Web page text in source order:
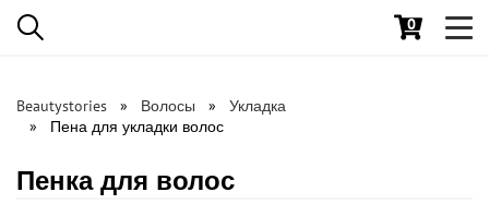
0
Beautystories Волосы
Укладка
Пена для укладки волос
Пенка для волос